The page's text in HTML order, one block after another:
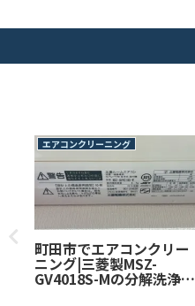
エアコンクリーニング
町田市でエアコンクリー
ニング|三菱製MSZ-
GV4018S-Mの分解洗浄｜
内部のカビ汚れを完全除